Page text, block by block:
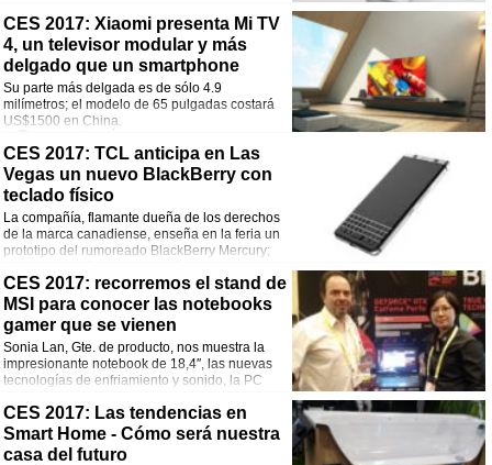
Facebook
Twitter
WhatsApp
Email
CES 2017: Xiaomi presenta Mi TV
4, un televisor modular y más
delgado que un smartphone
Su parte más delgada es de sólo 4.9
milímetros; el modelo de 65 pulgadas costará
US$1500 en China.
¡Comparte esta noticia!
Facebook
Twitter
WhatsApp
Email
CES 2017: TCL anticipa en Las
Vegas un nuevo BlackBerry con
teclado físico
La compañía, flamante dueña de los derechos
de la marca canadiense, enseña en la feria un
prototipo del rumoreado BlackBerry Mercury;
Comentarios
¡Comparte esta noticia!
Facebook
Twitter
WhatsApp
Email
CES 2017: recorremos el stand de
MSI para conocer las notebooks
gamer que se vienen
Sonia Lan, Gte. de producto, nos muestra la
impresionante notebook de 18,4″, las nuevas
tecnologías de enfriamiento y sonido, la PC
Comentarios
¡Comparte esta noticia!
CES 2017: Las tendencias en
Smart Home - Cómo será nuestra
casa del futuro